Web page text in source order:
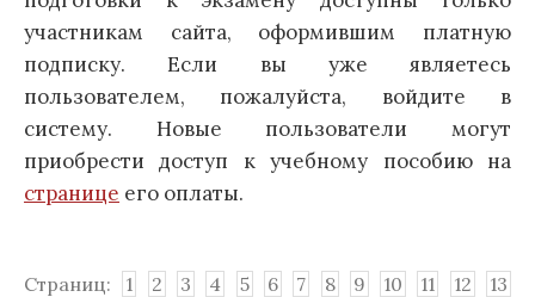
участникам сайта, оформившим платную
подписку. Если вы уже являетесь
пользователем, пожалуйста, войдите в
систему. Новые пользователи могут
приобрести доступ к учебному пособию на
странице его оплаты.
Страниц: 1 2 3 4 5 6 7 8 9 10 11 12
13